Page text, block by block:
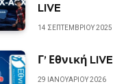
LIVE
14 ΣΕΠΤΕΜΒΡΊΟΥ 2025
Γ’ Εθνική LIVE
29 ΙΑΝΟΥΑΡΊΟΥ 2026